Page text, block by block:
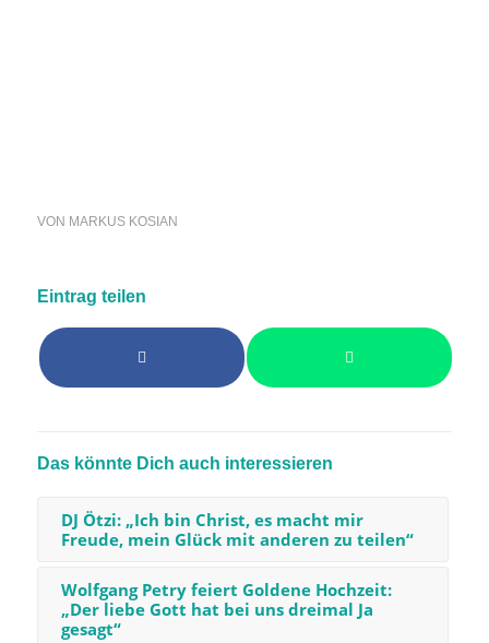
VON MARKUS KOSIAN
Eintrag teilen
Das könnte Dich auch interessieren
DJ Ötzi: „Ich bin Christ, es macht mir
Freude, mein Glück mit anderen zu teilen“
Wolfgang Petry feiert Goldene Hochzeit:
„Der liebe Gott hat bei uns dreimal Ja
gesagt“